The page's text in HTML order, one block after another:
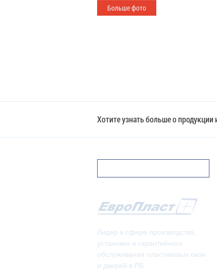
Больше фото
Хотите узнать больше о
Лидер в сфере производства,
установки и гарантийного
обслуживания пластиковых окон
и дверей в РБ.